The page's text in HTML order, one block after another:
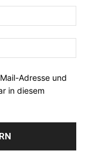
Adresse und
in diesem